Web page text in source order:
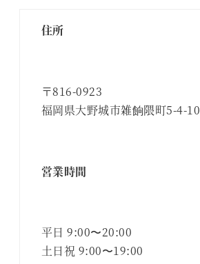
住所
〒816-0923
福岡県大野城市雑餉隈町5-4-10
営業時間
平日 9:00〜20:00
土日祝 9:00〜19:00